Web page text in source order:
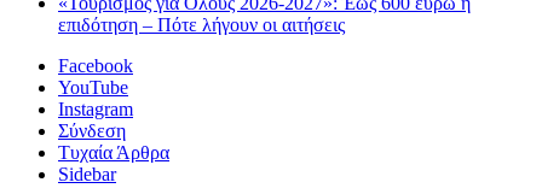
επιδότηση – Πότε λήγουν οι αιτήσεις
Facebook
YouTube
Instagram
Σύνδεση
Τυχαία Άρθρα
Sidebar